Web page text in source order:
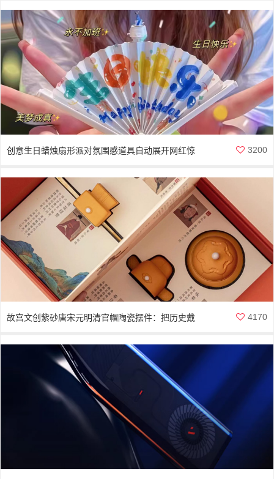
露娜
创意生日蜡烛扇形派对氛围感道具自动展开网红惊 3200
故宫文创紫砂唐宋元明清官帽陶瓷摆件：把历史戴
回家，让传统变潮玩
4170